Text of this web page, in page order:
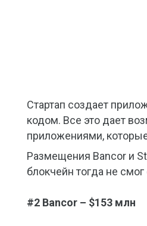
Стартап создает
кодом. Все это дает
приложениями,
Размещения Bancor и
блокчейн тогда не
#2 Bancor – $153 млн